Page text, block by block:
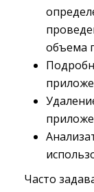
объема
Часто